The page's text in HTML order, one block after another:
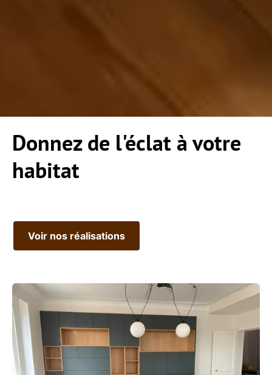
Donnez de l'éclatà votre
habitat
Voir nos réalisations